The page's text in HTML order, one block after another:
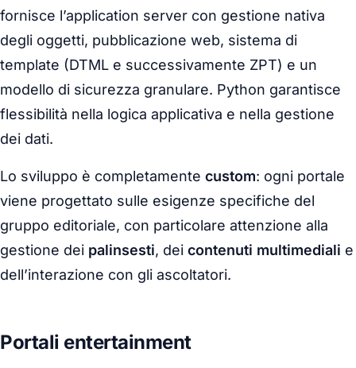
fornisce l’application server con gestione nativa
degli oggetti, pubblicazione web, sistema di
template (DTML e successivamente ZPT) e un
modello di sicurezza granulare. Python garantisce
flessibilità nella logica applicativa e nella gestione
dei dati.
Lo sviluppo è completamente custom: ogni portale
viene progettato sulle esigenze specifiche del
gruppo editoriale, con particolare attenzione alla
gestione dei palinsesti, dei contenuti multimediali e
dell’interazione con gli ascoltatori.
Portali entertainment